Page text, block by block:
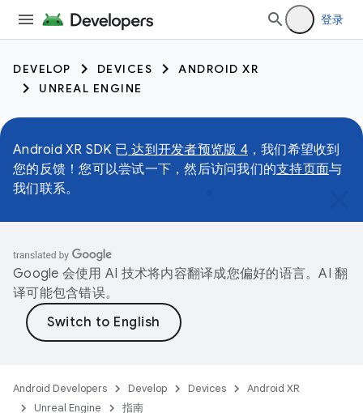
登录
DEVELOP DEVICES
ANDROID XR
UNREAL ENGINE
Android XR SDK 已 达到开发者预览版 4，我们希望收到
您的反馈！您可以尝试一下，然后访问我们的支持页面与
我们联系。
Google 会使用 AI 技术将内容翻译成您偏好的语言。AI 翻
译可能包含错误。
Android Developers Develop Devices
Android XR
Unreal Engine
指南